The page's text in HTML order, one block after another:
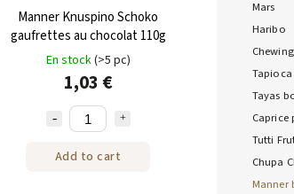
Mars
Haribo
Tayas
Caprice
Tutti
Chupa
Manner
Manner Knuspino Schoko
gaufrettes au chocolat 110g
En stock(>5 pc)
1,03 €
Add to cart